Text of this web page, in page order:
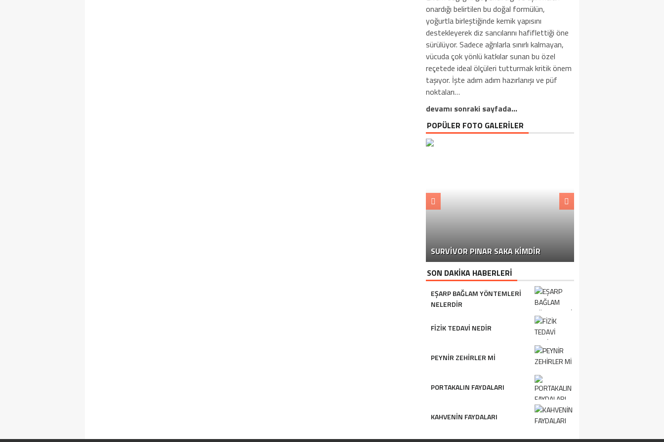
onardığı belirtilen bu doğal formülün,
yoğurtla birleştiğinde kemik yapısını
destekleyerek diz sancılarını hafiflettiği öne
sürülüyor. Sadece ağrılarla sınırlı kalmayan,
vücuda çok yönlü katkılar sunan bu özel
reçetede ideal ölçüleri tutturmak kritik önem
taşıyor. İşte adım adım hazırlanışı ve püf
noktaları…
devamı sonraki sayfada…
POPÜLER FOTO GALERİLER
SURVIVOR PINAR SAKA KIMDIR
SON DAKİKA HABERLERİ
EŞARP BAĞLAM YÖNTEMLERI
NELERDIR
FIZIK TEDAVI NEDIR
PEYNIR ZEHIRLER MI
PORTAKALIN FAYDALARI
KAHVENIN FAYDALARI